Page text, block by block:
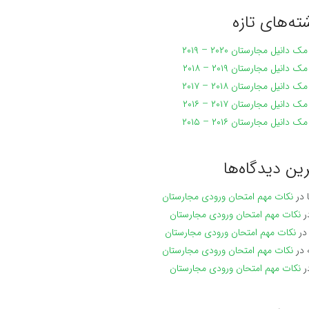
تازه
دانیل مجارستان ۲۰۲۰ – ۲۰۱۹
دانیل مجارستان ۲۰۱۹ – ۲۰۱۸
دانیل مجارستان ۲۰۱۸ – ۲۰۱۷
دانیل مجارستان ۲۰۱۷ – ۲۰۱۶
دانیل مجارستان ۲۰۱۶ – ۲۰۱۵
دیدگاه‌ها
در نکات مهم امتحان ورودی مجارستان
نکات مهم امتحان ورودی مجارستان
در نکات مهم امتحان ورودی مجارستان
در نکات مهم امتحان ورودی مجارستان
نکات مهم امتحان ورودی مجارستان